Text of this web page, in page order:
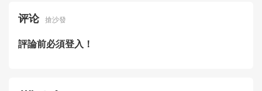
ap Bag Hong Kong
Price & Pictures Of New Cha